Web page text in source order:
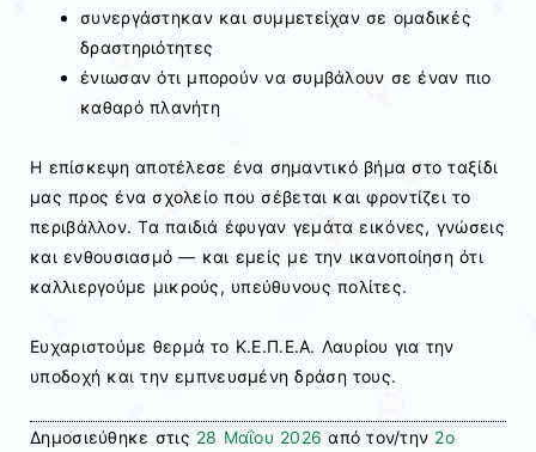
συνεργάστηκαν και συμμετείχαν σε ομαδικές
δραστηριότητες
ένιωσαν ότι μπορούν να συμβάλουν σε έναν πιο
καθαρό πλανήτη
Η επίσκεψη αποτέλεσε ένα σημαντικό βήμα στο ταξίδι
μας προς ένα σχολείο που σέβεται και φροντίζει το
περιβάλλον. Τα παιδιά έφυγαν γεμάτα εικόνες, γνώσεις
και ενθουσιασμό — και εμείς με την ικανοποίηση ότι
καλλιεργούμε μικρούς, υπεύθυνους πολίτες.
Ευχαριστούμε θερμά το Κ.Ε.Π.Ε.Α. Λαυρίου για την
υποδοχή και την εμπνευσμένη δράση τους.
Δημοσιεύθηκε στις 28 Μαΐου 2026 από τον/την 2ο